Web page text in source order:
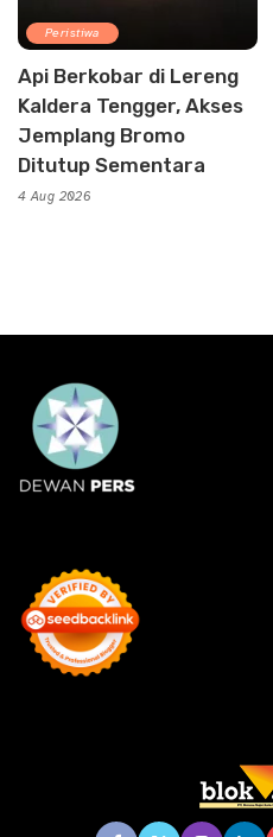
Peristiwa
Api Berkobar di Lereng
Kaldera Tengger, Akses
Jemplang Bromo
Ditutup Sementara
4 Aug 2026